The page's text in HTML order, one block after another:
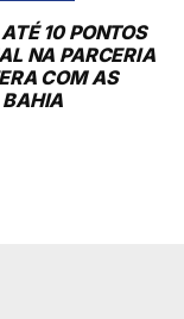
10 PONTOS
NA PARCERIA
COM AS